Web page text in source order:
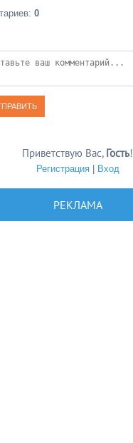
: 0
Приветствую Вас, Гость!
Регистрация| Вход
РЕКЛАМА